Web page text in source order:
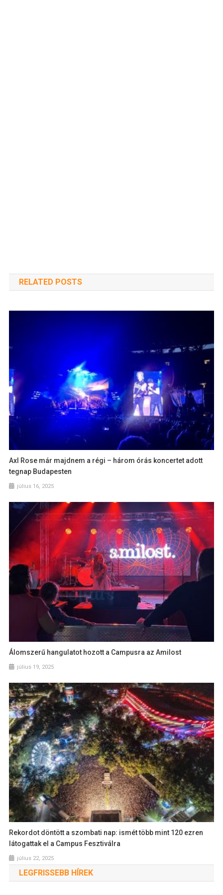
RELATED POSTS
Axl Rose már majdnem a régi – három órás koncertet adott
tegnap Budapesten
július 16, 2025
Álomszerű hangulatot hozott a Campusra az Amilost
július 19, 2025
Rekordot döntött a szombati nap: ismét több mint 120 ezren
látogattak el a Campus Fesztiválra
július 22, 2025
LEGFRISSEBB HÍREK